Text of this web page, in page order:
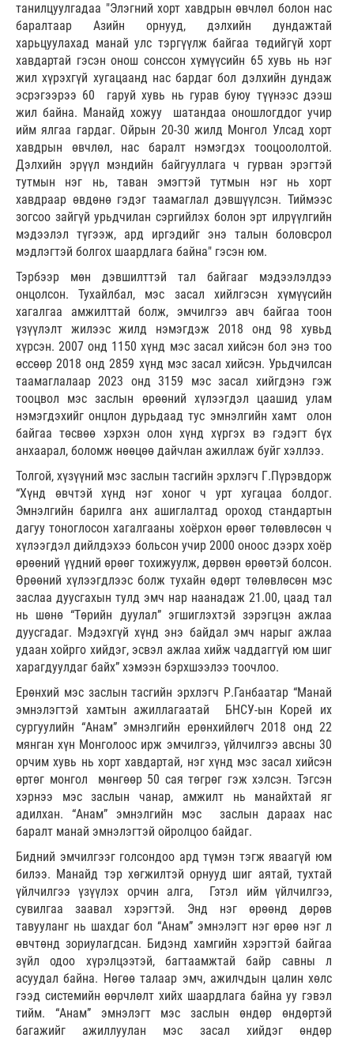
танилцуулгадаа "Элэгний хорт хавдрын өвчлөл болон нас
баралтаар Азийн орнууд, дэлхийн дундажтай
харьцуулахад манай улс тэргүүлж байгаа төдийгүй хорт
хавдартай гэсэн онош сонссон хүмүүсийн 65 хувь нь нэг
жил хүрэхгүй хугацаанд нас бардаг бол дэлхийн дундаж
эсрэгээрээ 60 гаруй хувь нь гурав буюу түүнээс дээш
жил байна. Манайд хожуу шатандаа оношлогддог учир
ийм ялгаа гардаг. Ойрын 20-30 жилд Монгол Улсад хорт
хавдрын өвчлөл, нас баралт нэмэгдэх тооцоололтой.
Дэлхийн эрүүл мэндийн байгууллага ч гурван эрэгтэй
тутмын нэг нь, таван эмэгтэй тутмын нэг нь хорт
хавдраар өвдөнө гэдэг таамаглал дэвшүүлсэн. Тиймээс
зогсоо зайгүй урьдчилан сэргийлэх болон эрт илрүүлгийн
мэдээлэл түгээж, ард иргэдийг энэ талын боловсрол
мэдлэгтэй болгох шаардлага байна" гэсэн юм.
Тэрбээр мөн дэвшилттэй тал байгааг мэдээлэлдээ
онцолсон. Тухайлбал, мэс засал хийлгэсэн хүмүүсийн
хагалгаа амжилттай болж, эмчилгээ авч байгаа тоон
үзүүлэлт жилээс жилд нэмэгдэж 2018 онд 98 хувьд
хүрсэн. 2007 онд 1150 хүнд мэс засал хийсэн бол энэ тоо
өссөөр 2018 онд 2859 хүнд мэс засал хийсэн. Урьдчилсан
таамаглалаар 2023 онд 3159 мэс засал хийгдэнэ гэж
тооцвол мэс заслын өрөөний хүлээгдэл цаашид улам
нэмэгдэхийг онцлон дурьдаад тус эмнэлгийн хамт олон
байгаа төсвөө хэрхэн олон хүнд хүргэх вэ гэдэгт бүх
анхаарал, боломж нөөцөө дайчлан ажиллаж буйг хэллээ.
Толгой, хүзүүний мэс заслын тасгийн эрхлэгч Г.Пүрэвдорж
“Хүнд өвчтэй хүнд нэг хоног ч урт хугацаа болдог.
Эмнэлгийн барилга анх ашиглалтад ороход стандартын
дагуу тоноглосон хагалгааны хоёрхон өрөөг төлөвлөсөн ч
хүлээгдэл дийлдэхээ больсон учир 2000 оноос дээрх хоёр
өрөөний үүдний өрөөг тохижуулж, дөрвөн өрөөтэй болсон.
Өрөөний хүлээгдлээс болж тухайн өдөрт төлөвлөсөн мэс
заслаа дуусгахын тулд эмч нар наанадаж 21.00, цаад тал
нь шөнө “Төрийн дуулал” эгшиглэхтэй зэрэгцэн ажлаа
дуусгадаг. Мэдэхгүй хүнд энэ байдал эмч нарыг ажлаа
удаан хойрго хийдэг, эсвэл ажлаа хийж чаддаггүй юм шиг
харагдуулдаг байх” хэмээн бэрхшээлээ тоочлоо.
Ерөнхий мэс заслын тасгийн эрхлэгч Р.Ганбаатар “Манай
эмнэлэгтэй хамтын ажиллагаатай БНСУ-ын Корей их
сургуулийн “Анам” эмнэлгийн ерөнхийлөгч 2018 онд 22
мянган хүн Монголоос ирж эмчилгээ, үйлчилгээ авсны 30
орчим хувь нь хорт хавдартай, нэг хүнд мэс засал хийсэн
өртөг монгол мөнгөөр 50 сая төгрөг гэж хэлсэн. Тэгсэн
хэрнээ мэс заслын чанар, амжилт нь манайхтай яг
адилхан. “Анам” эмнэлгийн мэс заслын дараах нас
баралт манай эмнэлэгтэй ойролцоо байдаг.
Бидний эмчилгээг голсондоо ард түмэн тэгж яваагүй юм
билээ. Манайд тэр хөгжилтэй орнууд шиг аятай, тухтай
үйлчилгээ үзүүлэх орчин алга, Гэтэл ийм үйлчилгээ,
сувилгаа заавал хэрэгтэй. Энд нэг өрөөнд дөрөв
тавууланг нь шахдаг бол “Анам” эмнэлэгт нэг өрөө нэг л
өвчтөнд зориулагдсан. Бидэнд хамгийн хэрэгтэй байгаа
зүйл одоо хүрэлцээтэй, багтаамжтай байр савны л
асуудал байна. Нөгөө талаар эмч, ажилчдын цалин хөлс
гээд системийн өөрчлөлт хийх шаардлага байна уу гэвэл
тийм. “Анам” эмнэлэгт мэс заслын өндөр өндөртэй
багажийг ажиллуулан мэс засал хийдэг өндөр